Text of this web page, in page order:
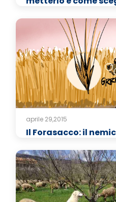
aprile 29,2015
Il Forasacco: il